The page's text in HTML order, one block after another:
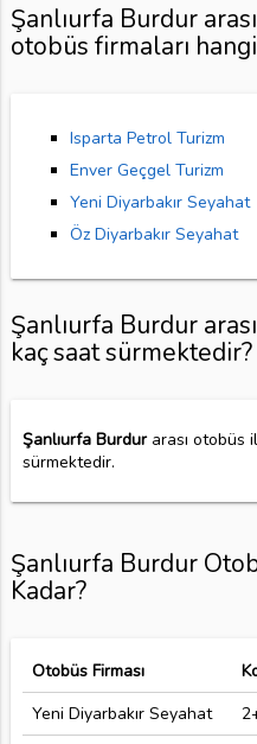
Şanlıurfa Burdur
otobüs firmaları
Isparta Petrol Turizm
Enver Geçgel Turizm
Yeni Diyarbakır Seyahat
Öz Diyarbakır Seyahat
Şanlıurfa Burdur
kaç saat sürmektedir?
Şanlıurfa Burdurarası otobüs
sürmektedir.
Şanlıurfa Burdur
Kadar?
Otobüs Firması
Yeni Diyarbakır Seyahat